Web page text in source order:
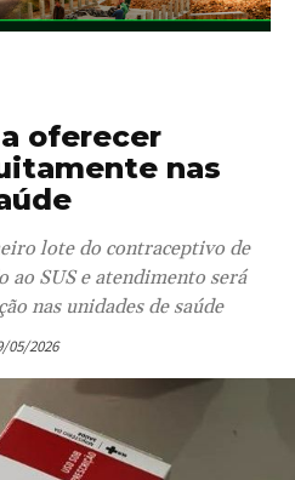
oferecer
nas
lote do contraceptivo de
ao SUS e atendimento será
nas unidades de saúde
05/2026